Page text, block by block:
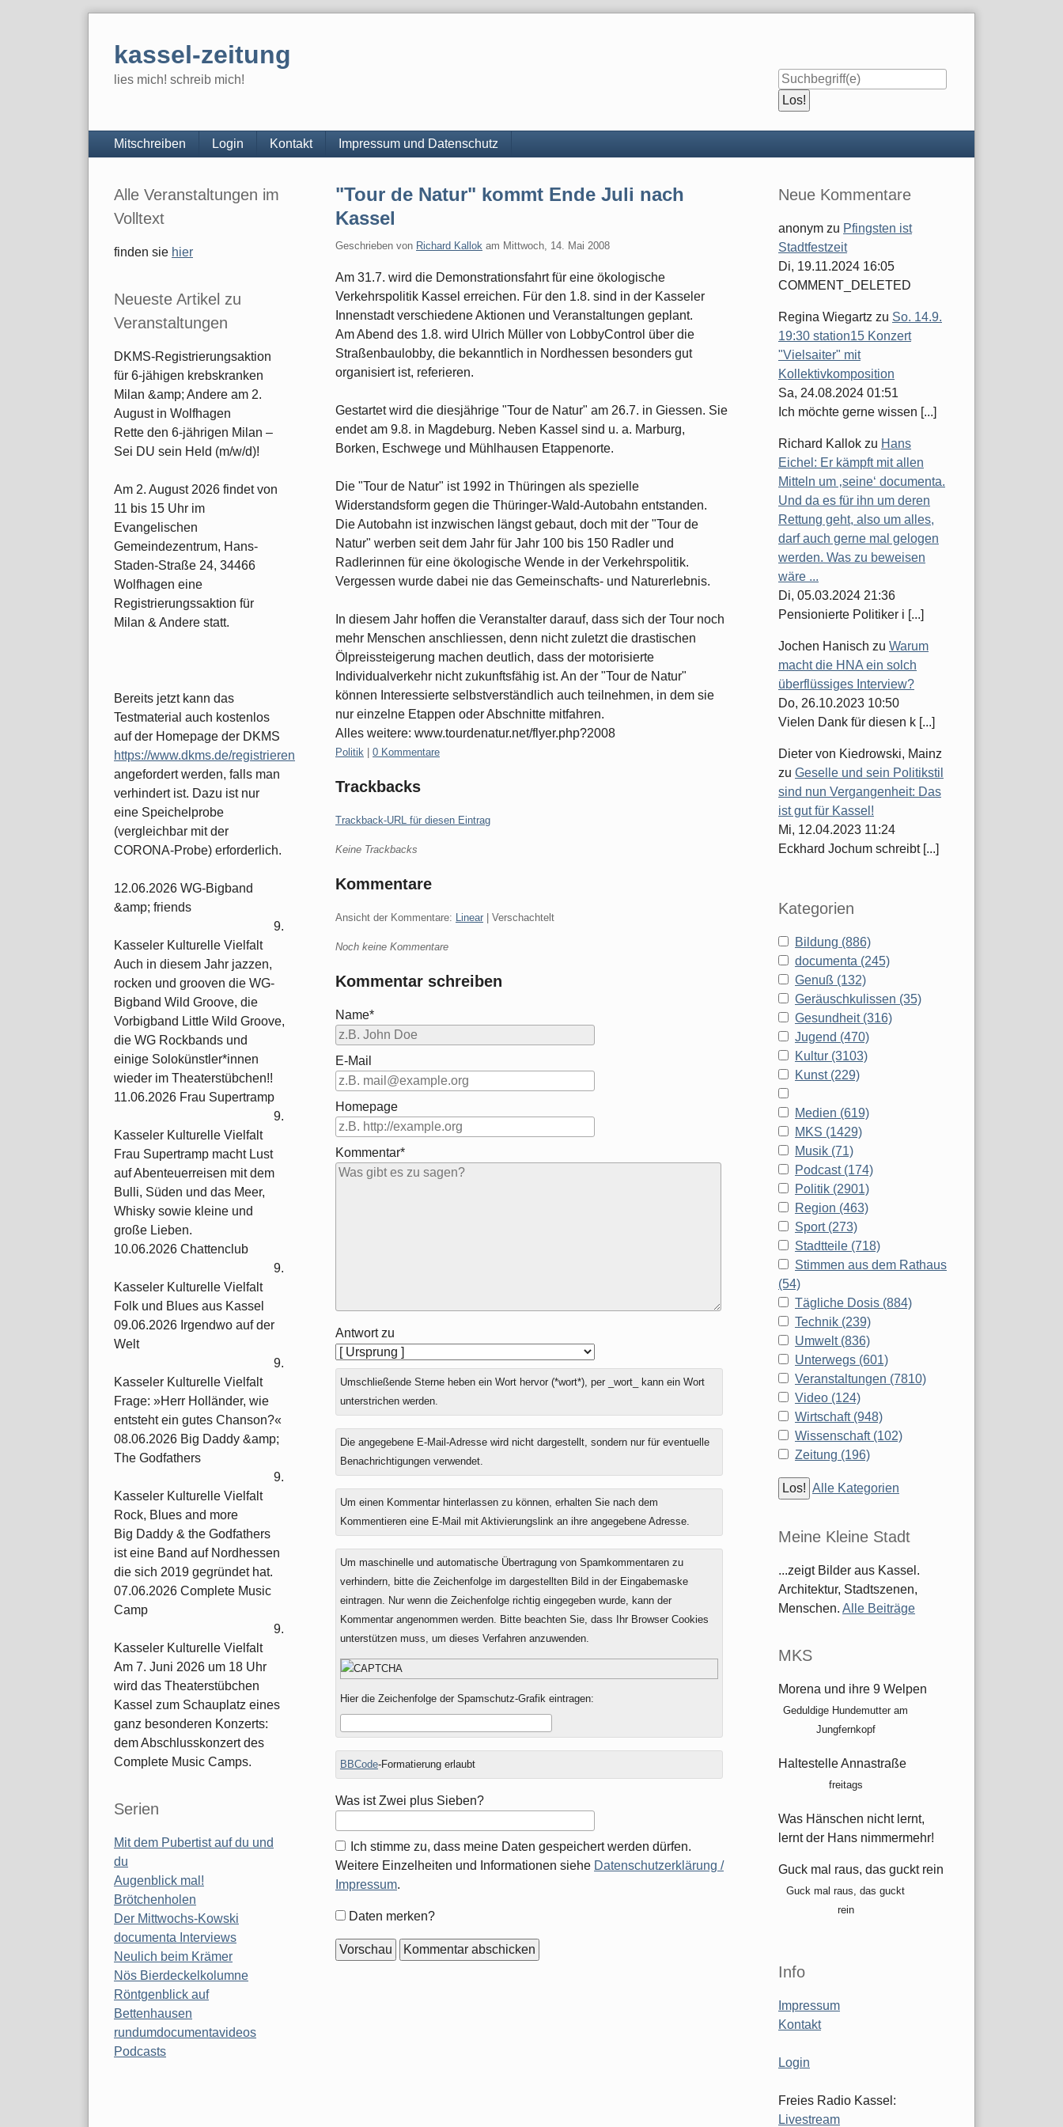
kassel-zeitung
lies mich! schreib mich!
Navigation
Mitschreiben Login Kontakt Impressum und Datenschutz
"Tour de Natur" kommt Ende Juli nach
Kassel
Geschrieben von Richard Kallok am Mittwoch, 14. Mai 2008
Am 31.7. wird die Demonstrationsfahrt für eine ökologische
Verkehrspolitik Kassel erreichen. Für den 1.8. sind in der Kasseler
Innenstadt verschiedene Aktionen und Veranstaltungen geplant.
Am Abend des 1.8. wird Ulrich Müller von LobbyControl über die
Straßenbaulobby, die bekanntlich in Nordhessen besonders gut
organisiert ist, referieren.
Gestartet wird die diesjährige "Tour de Natur" am 26.7. in Giessen. Sie
endet am 9.8. in Magdeburg. Neben Kassel sind u. a. Marburg,
Borken, Eschwege und Mühlhausen Etappenorte.
Die "Tour de Natur" ist 1992 in Thüringen als spezielle
Widerstandsform gegen die Thüringer-Wald-Autobahn entstanden.
Die Autobahn ist inzwischen längst gebaut, doch mit der "Tour de
Natur" werben seit dem Jahr für Jahr 100 bis 150 Radler und
Radlerinnen für eine ökologische Wende in der Verkehrspolitik.
Vergessen wurde dabei nie das Gemeinschafts- und Naturerlebnis.
In diesem Jahr hoffen die Veranstalter darauf, dass sich der Tour noch
mehr Menschen anschliessen, denn nicht zuletzt die drastischen
Ölpreissteigerung machen deutlich, dass der motorisierte
Individualverkehr nicht zukunftsfähig ist. An der "Tour de Natur"
können Interessierte selbstverständlich auch teilnehmen, in dem sie
nur einzelne Etappen oder Abschnitte mitfahren.
Alles weitere: www.tourdenatur.net/flyer.php?2008
Kategorien:
Politik 0 Kommentare
Trackbacks
Trackback-URL für diesen Eintrag
Keine Trackbacks
Kommentare
Ansicht der Kommentare: Linear | Verschachtelt
Noch keine Kommentare
Kommentar schreiben
Name*
E-Mail
Homepage
Kommentar*
Antwort zu
Umschließende Sterne heben ein Wort hervor (*wort*), per _wort_ kann ein Wort
unterstrichen werden.
Die angegebene E-Mail-Adresse wird nicht dargestellt, sondern nur für eventuelle
Benachrichtigungen verwendet.
Um einen Kommentar hinterlassen zu können, erhalten Sie nach dem
Kommentieren eine E-Mail mit Aktivierungslink an ihre angegebene Adresse.
Um maschinelle und automatische Übertragung von Spamkommentaren zu
verhindern, bitte die Zeichenfolge im dargestellten Bild in der Eingabemaske
eintragen. Nur wenn die Zeichenfolge richtig eingegeben wurde, kann der
Kommentar angenommen werden. Bitte beachten Sie, dass Ihr Browser Cookies
unterstützen muss, um dieses Verfahren anzuwenden.
Hier die Zeichenfolge der Spamschutz-Grafik eintragen:
BBCode-Formatierung erlaubt
Was ist Zwei plus Sieben?
Ich stimme zu, dass meine Daten gespeichert werden dürfen.
Weitere Einzelheiten und Informationen siehe Datenschutzerklärung /
Impressum.
Formular-
Daten merken?
Seitenleiste
Alle Veranstaltungen im
Volltext
finden sie hier
Neueste Artikel zu
Veranstaltungen
DKMS-Registrierungsaktion
für 6-jähigen krebskranken
Milan &amp; Andere am 2.
August in Wolfhagen
Rette den 6-jährigen Milan –
Sei DU sein Held (m/w/d)!
Am 2. August 2026 findet von
11 bis 15 Uhr im
Evangelischen
Gemeindezentrum, Hans-
Staden-Straße 24, 34466
Wolfhagen eine
Registrierungssaktion für
Milan & Andere statt.
Bereits jetzt kann das
Testmaterial auch kostenlos
auf der Homepage der DKMS
https://www.dkms.de/registrieren
angefordert werden, falls man
verhindert ist. Dazu ist nur
eine Speichelprobe
(vergleichbar mit der
CORONA-Probe) erforderlich.
12.06.2026 WG-Bigband
&amp; friends
9.
Kasseler Kulturelle Vielfalt
Auch in diesem Jahr jazzen,
rocken und grooven die WG-
Bigband Wild Groove, die
Vorbigband Little Wild Groove,
die WG Rockbands und
einige Solokünstler*innen
wieder im Theaterstübchen!!
11.06.2026 Frau Supertramp
9.
Kasseler Kulturelle Vielfalt
Frau Supertramp macht Lust
auf Abenteuerreisen mit dem
Bulli, Süden und das Meer,
Whisky sowie kleine und
große Lieben.
10.06.2026 Chattenclub
9.
Kasseler Kulturelle Vielfalt
Folk und Blues aus Kassel
09.06.2026 Irgendwo auf der
Welt
9.
Kasseler Kulturelle Vielfalt
Frage: »Herr Holländer, wie
entsteht ein gutes Chanson?«
08.06.2026 Big Daddy &amp;
The Godfathers
9.
Kasseler Kulturelle Vielfalt
Rock, Blues and more
Big Daddy & the Godfathers
ist eine Band auf Nordhessen
die sich 2019 gegründet hat.
07.06.2026 Complete Music
Camp
9.
Kasseler Kulturelle Vielfalt
Am 7. Juni 2026 um 18 Uhr
wird das Theaterstübchen
Kassel zum Schauplatz eines
ganz besonderen Konzerts:
dem Abschlusskonzert des
Complete Music Camps.
Serien
Mit dem Pubertist auf du und
du
Augenblick mal!
Brötchenholen
Der Mittwochs-Kowski
documenta Interviews
Neulich beim Krämer
Nös Bierdeckelkolumne
Röntgenblick auf
Bettenhausen
rundumdocumentavideos
Podcasts
Seitenleiste
Neue Kommentare
anonym zu Pfingsten ist
Stadtfestzeit
Di, 19.11.2024 16:05
COMMENT_DELETED
Regina Wiegartz zu So. 14.9.
19:30 station15 Konzert
"Vielsaiter" mit
Kollektivkomposition
Sa, 24.08.2024 01:51
Ich möchte gerne wissen [...]
Richard Kallok zu Hans
Eichel: Er kämpft mit allen
Mitteln um ‚seine‘ documenta.
Und da es für ihn um deren
Rettung geht, also um alles,
darf auch gerne mal gelogen
werden. Was zu beweisen
wäre ...
Di, 05.03.2024 21:36
Pensionierte Politiker i [...]
Jochen Hanisch zu Warum
macht die HNA ein solch
überflüssiges Interview?
Do, 26.10.2023 10:50
Vielen Dank für diesen k [...]
Dieter von Kiedrowski, Mainz
zu Geselle und sein Politikstil
sind nun Vergangenheit: Das
ist gut für Kassel!
Mi, 12.04.2023 11:24
Eckhard Jochum schreibt [...]
Kategorien
Bildung (886)
documenta (245)
Genuß (132)
Geräuschkulissen (35)
Gesundheit (316)
Jugend (470)
Kultur (3103)
Kunst (229)
Medien (619)
MKS (1429)
Musik (71)
Podcast (174)
Politik (2901)
Region (463)
Sport (273)
Stadtteile (718)
Stimmen aus dem Rathaus
(54)
Tägliche Dosis (884)
Technik (239)
Umwelt (836)
Unterwegs (601)
Veranstaltungen (7810)
Video (124)
Wirtschaft (948)
Wissenschaft (102)
Zeitung (196)
Alle Kategorien
Meine Kleine Stadt
...zeigt Bilder aus Kassel.
Architektur, Stadtszenen,
Menschen. Alle Beiträge
MKS
Morena und ihre 9 Welpen
Geduldige Hundemutter am
Jungfernkopf
Haltestelle Annastraße
freitags
Was Hänschen nicht lernt,
lernt der Hans nimmermehr!
Guck mal raus, das guckt rein
Guck mal raus, das guckt
rein
Info
Impressum
Kontakt
Login
Freies Radio Kassel:
Livestream